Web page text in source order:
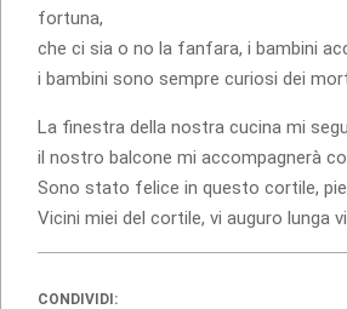
fortuna,
che ci sia o no la fanfara, i bambini
i bambini sono sempre curiosi dei
La finestra della nostra cucina mi
il nostro balcone mi accompagnerà
Sono stato felice in questo cortile,
Vicini miei del cortile, vi auguro lunga
CONDIVIDI: